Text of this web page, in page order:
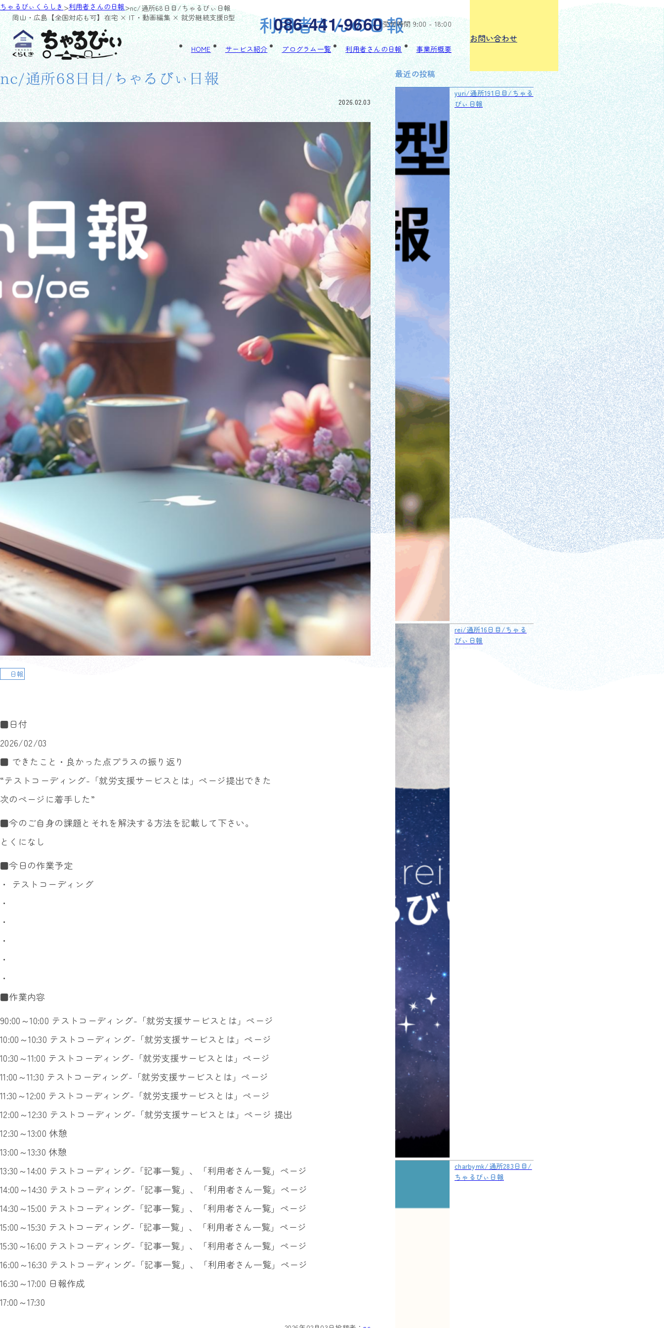
岡山・広島【全国対応も可】在宅 × IT・動画編集 × 就労継続支援B型 086-441-9660受付時間 9:00 - 18:00
HOME サービス紹介 プログラム一覧 利用者さんの日報 事業所概要
お問い合わせ
ちゃるびぃくらしき>利用者さんの日報>nc/通所68日目/ちゃるびぃ日報
利用者さんの日報
nc/通所68日目/ちゃるびぃ日報
2026.02.03
日報
■日付
2026/02/03
■ できたこと・良かった点プラスの振り返り
“テストコーディング-「就労支援サービスとは」ページ提出できた
次のページに着手した”
■今のご自身の課題とそれを解決する方法を記載して下さい。
とくになし
■今日の作業予定
・ テストコーディング
・
・
・
・
・
■作業内容
90:00～10:00 テストコーディング-「就労支援サービスとは」ページ
10:00～10:30 テストコーディング-「就労支援サービスとは」ページ
10:30～11:00 テストコーディング-「就労支援サービスとは」ページ
11:00～11:30 テストコーディング-「就労支援サービスとは」ページ
11:30～12:00 テストコーディング-「就労支援サービスとは」ページ
12:00～12:30 テストコーディング-「就労支援サービスとは」ページ 提出
12:30～13:00 休憩
13:00～13:30 休憩
13:30～14:00 テストコーディング-「記事一覧」、「利用者さん一覧」ページ
14:00～14:30 テストコーディング-「記事一覧」、「利用者さん一覧」ページ
14:30～15:00 テストコーディング-「記事一覧」、「利用者さん一覧」ページ
15:00～15:30 テストコーディング-「記事一覧」、「利用者さん一覧」ページ
15:30～16:00 テストコーディング-「記事一覧」、「利用者さん一覧」ページ
16:00～16:30 テストコーディング-「記事一覧」、「利用者さん一覧」ページ
16:30～17:00 日報作成
17:00～17:30
最近の投稿
yuri/通所191日目/ちゃる
びぃ日報
rei/通所16日目/ちゃる
びぃ日報
charbymk/通所283日目/
ちゃるびぃ日報